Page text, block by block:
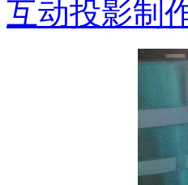
互动投影制